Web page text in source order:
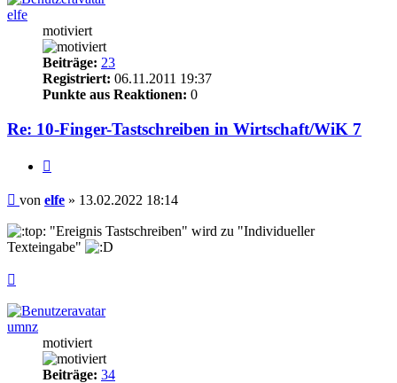
elfe
motiviert
Beiträge: 23
Registriert: 06.11.2011 19:37
Punkte aus Reaktionen: 0
Re: 10-Finger-Tastschreiben in Wirtschaft/WiK 7
Beitrag
von elfe » 13.02.2022 18:14
"Ereignis Tastschreiben" wird zu "Individueller
Texteingabe"
umnz
motiviert
Beiträge: 34